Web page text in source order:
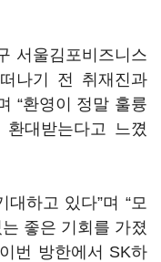
서울김포비즈니스
나기 전 취재진과
“환영이 정말 훌륭
대받는다고 느꼈
하고 있다”며 “모
좋은 기회를 가졌
번 방한에서 SK하